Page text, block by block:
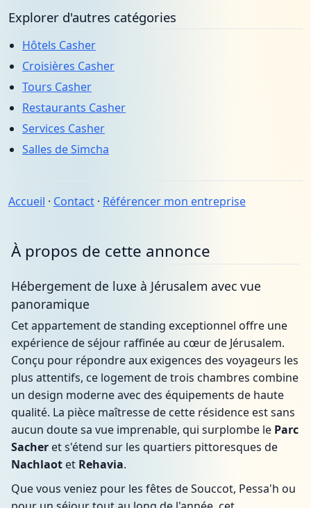
Explorer d'autres catégories
Hôtels Casher
Croisières Casher
Tours Casher
Restaurants Casher
Services Casher
Salles de Simcha
Accueil · Contact · Référencer mon entreprise
À propos de cette annonce
Hébergement de luxe à Jérusalem avec vue
panoramique
Cet appartement de standing exceptionnel offre une
expérience de séjour raffinée au cœur de Jérusalem.
Conçu pour répondre aux exigences des voyageurs les
plus attentifs, ce logement de trois chambres combine
un design moderne avec des équipements de haute
qualité. La pièce maîtresse de cette résidence est sans
aucun doute sa vue imprenable, qui surplombe le Parc
Sacher et s'étend sur les quartiers pittoresques de
Nachlaot et Rehavia.
Que vous veniez pour les fêtes de Souccot, Pessa'h ou